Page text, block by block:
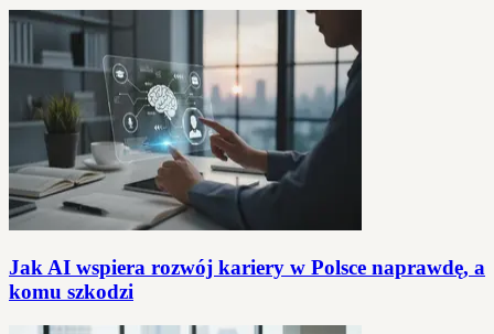
Jak AI wspiera rozwój kariery w Polsce naprawdę, a
komu szkodzi